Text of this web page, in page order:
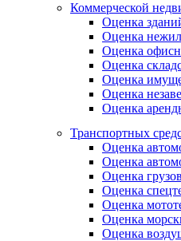
Коммерческой
Оценка
Оценка
Оценка
Оценка
Оценка
Оценка
Оценка
Транспортных
Оценка
Оценка
Оценка
Оценка
Оценка
Оценка
Оценка